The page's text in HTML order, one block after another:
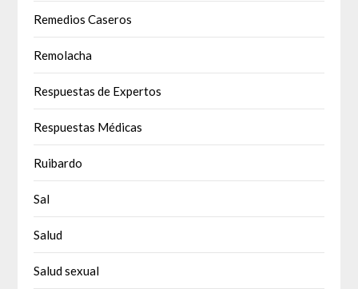
Remedios Caseros
Remolacha
Respuestas de Expertos
Respuestas Médicas
Ruibardo
Sal
Salud
Salud sexual